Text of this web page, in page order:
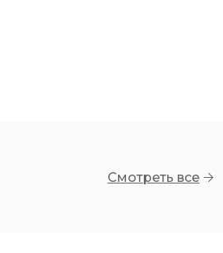
Смотреть все